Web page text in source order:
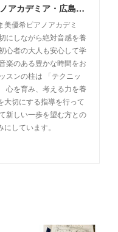
こだま美優希ピアノアカデミア・広島市中区
美優希ピアノアカデミ
にしながら絶対音感を養
心者の大人も安心して学
楽のある豊かな時間をお
スンの柱は 「テクニッ
心を育み、考える力を養
大切にする指導を行って
新しい一歩を望む方との
しています。